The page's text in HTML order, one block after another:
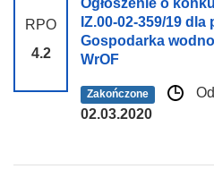
RPO
4.2
Ogłoszenie o
IZ.00-02-359/19 dla
Gospodarka
WrOF
Zakończone
02.03.2020